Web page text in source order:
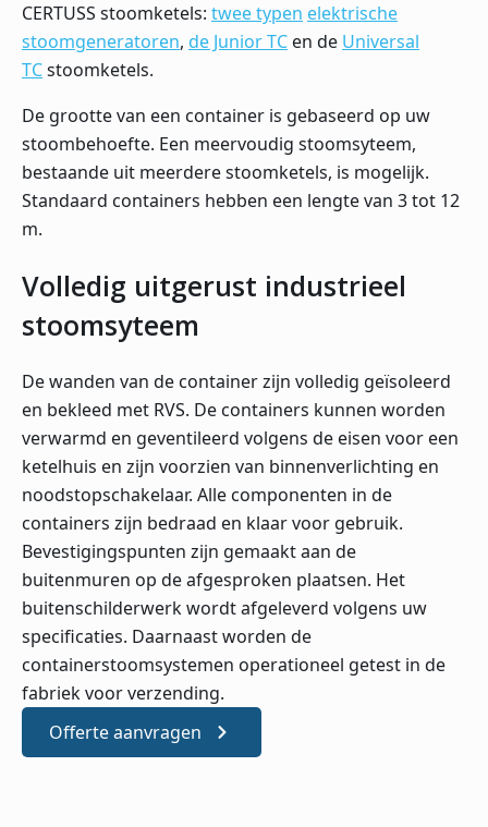
CERTUSS stoomketels: twee typen elektrische
stoomgeneratoren, de Junior TCen de Universal
TCstoomketels.
De grootte van een container is gebaseerd op uw
stoombehoefte. Een meervoudig stoomsyteem,
bestaande uit meerdere stoomketels, is mogelijk.
Standaard containers hebben een lengte van 3 tot 12
m.
Volledig uitgerust industrieel
stoomsyteem
De wanden van de container zijn volledig geïsoleerd
en bekleed met RVS. De containers kunnen worden
verwarmd en geventileerd volgens de eisen voor een
ketelhuis en zijn voorzien van binnenverlichting en
noodstopschakelaar. Alle componenten in de
containers zijn bedraad en klaar voor gebruik.
Bevestigingspunten zijn gemaakt aan de
buitenmuren op de afgesproken plaatsen. Het
buitenschilderwerk wordt afgeleverd volgens uw
specificaties. Daarnaast worden de
containerstoomsystemen operationeel getest in de
fabriek voor verzending.
Offerte aanvragen